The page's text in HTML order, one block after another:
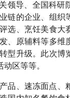
领导、全国科研
链的企业、组织
选、烹饪美食大
、原辅料等多维
型升级。此次博
区等等。
品、速冻面点、